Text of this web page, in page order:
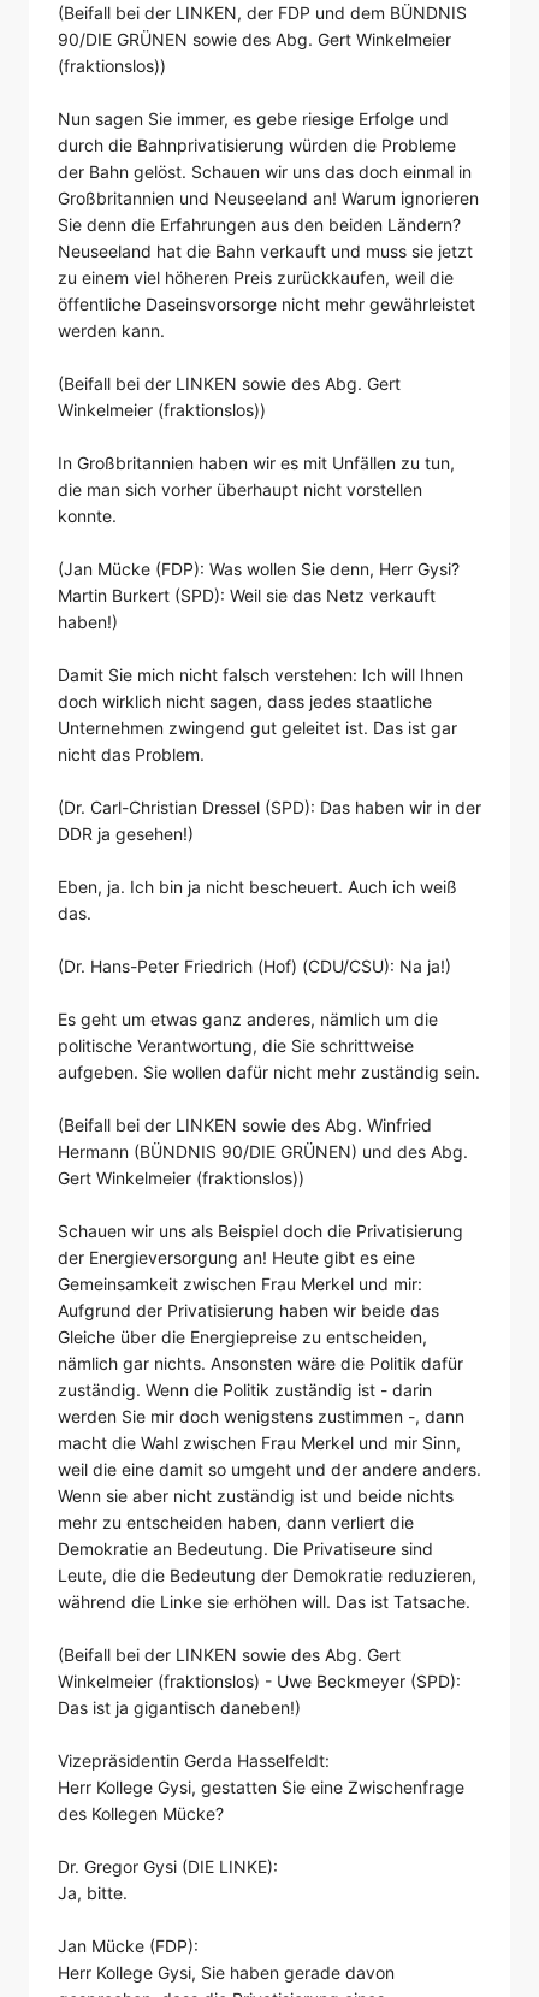
(Beifall bei der LINKEN, der FDP und dem BÜNDNIS
90/DIE GRÜNEN sowie des Abg. Gert Winkelmeier
(fraktionslos))
Nun sagen Sie immer, es gebe riesige Erfolge und
durch die Bahnprivatisierung würden die Probleme
der Bahn gelöst. Schauen wir uns das doch einmal in
Großbritannien und Neuseeland an! Warum ignorieren
Sie denn die Erfahrungen aus den beiden Ländern?
Neuseeland hat die Bahn verkauft und muss sie jetzt
zu einem viel höheren Preis zurückkaufen, weil die
öffentliche Daseinsvorsorge nicht mehr gewährleistet
werden kann.
(Beifall bei der LINKEN sowie des Abg. Gert
Winkelmeier (fraktionslos))
In Großbritannien haben wir es mit Unfällen zu tun,
die man sich vorher überhaupt nicht vorstellen
konnte.
(Jan Mücke (FDP): Was wollen Sie denn, Herr Gysi?
Martin Burkert (SPD): Weil sie das Netz verkauft
haben!)
Damit Sie mich nicht falsch verstehen: Ich will Ihnen
doch wirklich nicht sagen, dass jedes staatliche
Unternehmen zwingend gut geleitet ist. Das ist gar
nicht das Problem.
(Dr. Carl-Christian Dressel (SPD): Das haben wir in der
DDR ja gesehen!)
Eben, ja. Ich bin ja nicht bescheuert. Auch ich weiß
das.
(Dr. Hans-Peter Friedrich (Hof) (CDU/CSU): Na ja!)
Es geht um etwas ganz anderes, nämlich um die
politische Verantwortung, die Sie schrittweise
aufgeben. Sie wollen dafür nicht mehr zuständig sein.
(Beifall bei der LINKEN sowie des Abg. Winfried
Hermann (BÜNDNIS 90/DIE GRÜNEN) und des Abg.
Gert Winkelmeier (fraktionslos))
Schauen wir uns als Beispiel doch die Privatisierung
der Energieversorgung an! Heute gibt es eine
Gemeinsamkeit zwischen Frau Merkel und mir:
Aufgrund der Privatisierung haben wir beide das
Gleiche über die Energiepreise zu entscheiden,
nämlich gar nichts. Ansonsten wäre die Politik dafür
zuständig. Wenn die Politik zuständig ist - darin
werden Sie mir doch wenigstens zustimmen -, dann
macht die Wahl zwischen Frau Merkel und mir Sinn,
weil die eine damit so umgeht und der andere anders.
Wenn sie aber nicht zuständig ist und beide nichts
mehr zu entscheiden haben, dann verliert die
Demokratie an Bedeutung. Die Privatiseure sind
Leute, die die Bedeutung der Demokratie reduzieren,
während die Linke sie erhöhen will. Das ist Tatsache.
(Beifall bei der LINKEN sowie des Abg. Gert
Winkelmeier (fraktionslos) - Uwe Beckmeyer (SPD):
Das ist ja gigantisch daneben!)
Vizepräsidentin Gerda Hasselfeldt:
Herr Kollege Gysi, gestatten Sie eine Zwischenfrage
des Kollegen Mücke?
Dr. Gregor Gysi (DIE LINKE):
Ja, bitte.
Jan Mücke (FDP):
Herr Kollege Gysi, Sie haben gerade davon